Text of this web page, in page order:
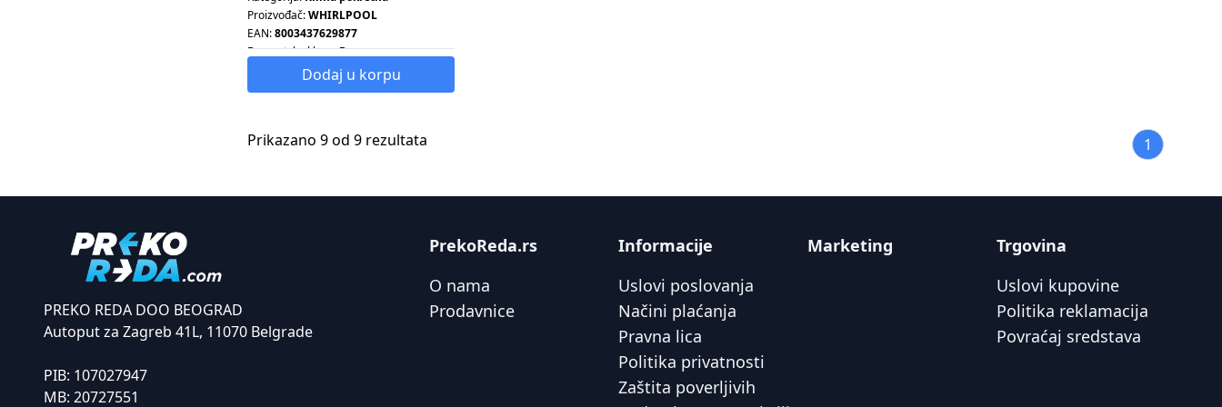
Proizvođač:WHIRLPOOL
EAN:8003437629877
Energetska klasa:D
Dodaj u korpu
Prikazano 9 od 9 rezultata 1
PREKO REDA DOO BEOGRAD
Autoput za Zagreb 41L, 11070 Belgrade
PIB: 107027947
MB: 20727551
PrekoReda.rs
O nama
Prodavnice
Informacije
Uslovi poslovanja
Načini plaćanja
Pravna lica
Politika privatnosti
Zaštita poverljivih
Marketing
Trgovina
Uslovi kupovine
Politika reklamacija
Povraćaj sredstava